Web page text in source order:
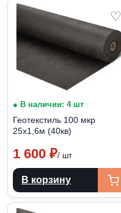
♡
● В наличии: 4 шт
Геотекстиль 100 мкр
25х1,6м (40кв)
1 600 ₽/ шт
В корзину